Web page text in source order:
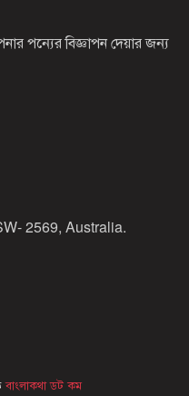
পন্যের বিজ্ঞাপন দেয়ার জন্য
2569, Australia.
বাংলাকথা ডট কম